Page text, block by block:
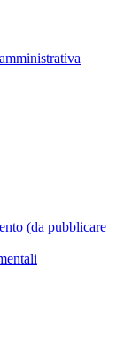
(da pubblicare